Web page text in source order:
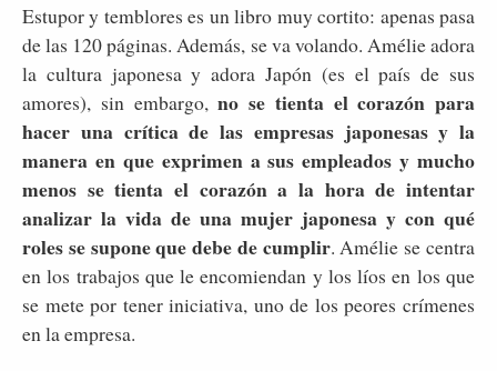
Estupor y temblores es un libro muy cortito: apenas pasa
de las 120 páginas. Además, se va volando. Amélie adora
la cultura japonesa y adora Japón (es el país de sus
amores), sin embargo,no se tienta el corazón para
hacer una crítica de las empresas japonesas y la
manera en que exprimen a sus empleados y mucho
menos se tienta el corazón a la hora de intentar
analizar la vida de una mujer japonesa y con qué
roles se supone que debe de cumplir. Amélie se centra
en los trabajos que le encomiendan y los líos en los que
se mete por tener iniciativa, uno de los peores crímenes
en la empresa.